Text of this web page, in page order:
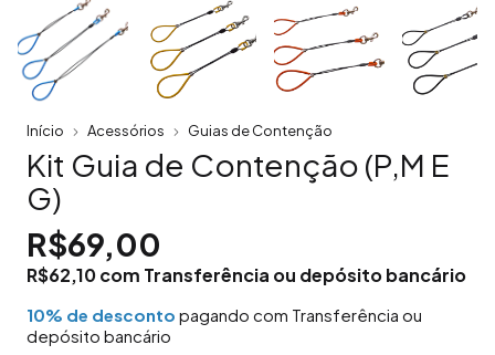
Início Acessórios Guias de Contenção
Kit Guia de Contenção (P,M E
G)
R$69,00
R$62,10com Transferência ou depósito bancário
10% de desconto pagando com Transferência ou
depósito bancário